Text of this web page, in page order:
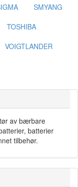
SMYANG
TOSHIBA
VOIGTLANDER
av bærbare
batterier
tilbehør.